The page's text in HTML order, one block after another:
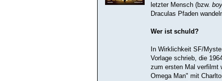
letzter Mensch (bzw.
Draculas Pfaden
Wer ist schuld?
In Wirklichkeit SF/
Vorlage schrieb, die
zum ersten Mal verfilmt
Omega Man" mit